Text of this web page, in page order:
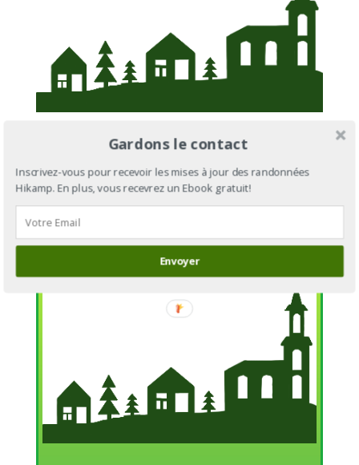
Étape 5 : Gorges du Han / étang de Saint-
Distance depuis le départ : 15km
Distance depuis l’étape 4 : 3km
Gardons le contact
Inscrivez-vous pour recevoir les mises à jour des randonnées
Hikamp. En plus, vous recevrez un Ebook gratuit!
Envoyer